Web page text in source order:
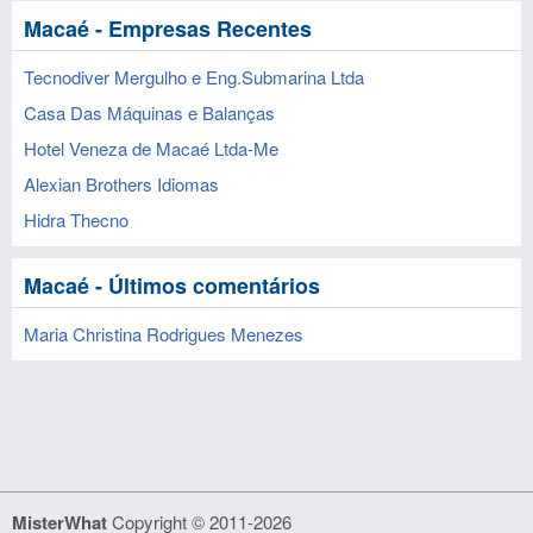
Macaé - Empresas Recentes
Tecnodiver Mergulho e Eng.Submarina Ltda
Casa Das Máquinas e Balanças
Hotel Veneza de Macaé Ltda-Me
Alexian Brothers Idiomas
Hidra Thecno
Macaé - Últimos comentários
Maria Christina Rodrigues Menezes
MisterWhatCopyright © 2011-2026